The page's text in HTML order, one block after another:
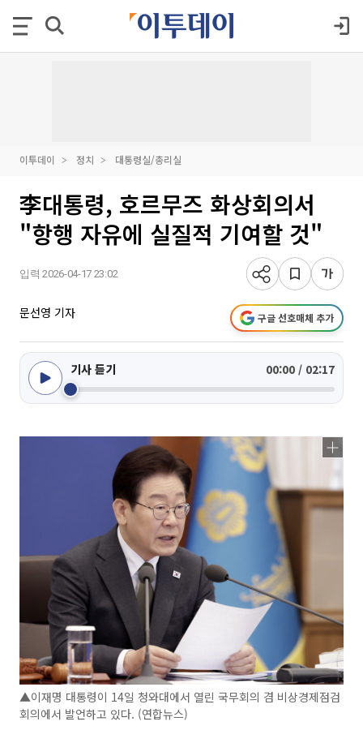
이투데이 정치 대통령실/총리실
李대통령, 호르무즈 화상회의서
"항행 자유에 실질적 기여할 것"
입력 2026-04-17 23:02
문선영 기자 구글 선호매체 추가
기사 듣기 00:00 / 02:17
▲이재명 대통령이 14일 청와대에서 열린 국무회의 겸 비상경제점검
회의에서 발언하고 있다. (연합뉴스)